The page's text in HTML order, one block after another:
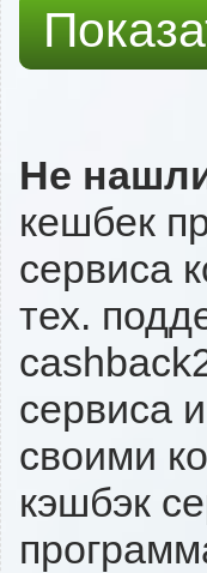
Не
кешбек
сервиса
тех.
сервиса
своими
кэшбэк